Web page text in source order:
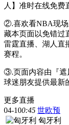
人】准时在线免费
②.喜欢看NBA现场
藏本页面以免错过
雷霆直播、湖人直
赛程。
③.页面内容由『遮
球迷朋友提供最新
更多直播
04-100:45 世欧预
匈牙利